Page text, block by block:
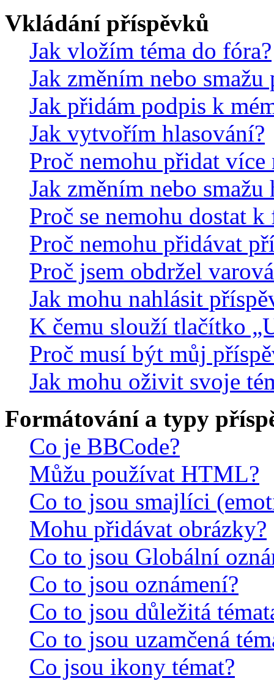
Vkládání příspěvků
Jak vložím téma do fóra?
Jak změním nebo smažu
Jak přidám podpis k
Jak vytvořím hlasování?
Proč nemohu přidat
Jak změním nebo smažu
Proč se nemohu dostat k
Proč nemohu přidávat
Proč jsem obdržel
Jak mohu nahlásit
K čemu slouží tlačítko
Proč musí být můj
Jak mohu oživit svoje
Formátování a typy
Co je BBCode?
Můžu používat HTML?
Co to jsou smajlíci
Mohu přidávat obrázky?
Co to jsou Globální
Co to jsou oznámení?
Co to jsou důležitá
Co to jsou uzamčená
Co jsou ikony témat?